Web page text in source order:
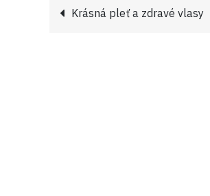
Navigace
Krásná pleť a zdravé vlasy